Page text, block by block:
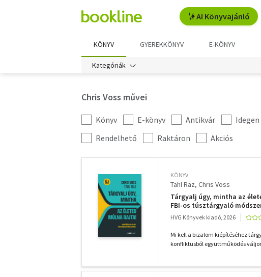
AI Könyvajánló
KÖNYV GYEREKKÖNYV E-KÖNYV
Kategóriák
Chris Voss művei
Kategória
szűrés
Könyv E-könyv Antikvár
További
szűrők
Rendelhető Raktáron Akciós
KÖNYV
Tahl Raz Chris Voss
Tárgyalj úgy, mintha az
FBI-os túsztárgyaló
HVG Könyvek kiadó, 2026
Mi kell a bizalom kiépítéséhez
konfliktusból együttműködés